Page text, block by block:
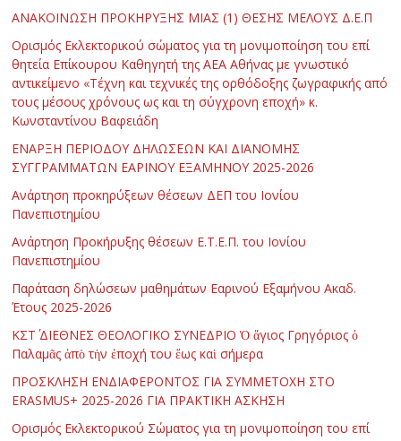
ΑΝΑΚΟΙΝΩΣΗ ΠΡΟΚΗΡΥΞΗΣ ΜΙΑΣ (1) ΘΕΣΗΣ ΜΕΛΟΥΣ Δ.Ε.Π
Ορισμός Εκλεκτορικού σώματος για τη μονιμοποίηση του επί
θητεία Επίκουρου Καθηγητή της ΑΕΑ Αθήνας με γνωστικό
αντικείμενο «Τέχνη και τεχνικές της ορθόδοξης ζωγραφικής από
τους μέσους χρόνους ως και τη σύγχρονη εποχή» κ.
Κωνσταντίνου Βαφειάδη
ΕΝΑΡΞΗ ΠΕΡΙΟΔΟΥ ΔΗΛΩΣΕΩΝ ΚΑΙ ΔΙΑΝΟΜΗΣ
ΣΥΓΓΡΑΜΜΑΤΩΝ ΕΑΡΙΝΟΥ ΕΞΑΜΗΝΟΥ 2025-2026
Ανάρτηση προκηρύξεων θέσεων ΔΕΠ του Ιονίου
Πανεπιστημίου
Ανάρτηση Προκήρυξης θέσεων Ε.Τ.Ε.Π. του Ιονίου
Πανεπιστημίου
Παράταση δηλώσεων μαθημάτων Εαρινού Εξαμήνου Ακαδ.
Έτους 2025-2026
ΚΣΤ΄ ΔΙΕΘΝΕΣ ΘΕΟΛΟΓΙΚΟ ΣΥΝΕΔΡΙΟ Ὁ ἅγιος Γρηγόριος ὁ
Παλαμᾶς ἀπὸ τὴν ἐποχή του ἕως καὶ σήμερα
ΠΡΟΣΚΛΗΣΗ ΕΝΔΙΑΦΕΡΟΝΤΟΣ ΓΙΑ ΣΥΜΜΕΤΟΧΗ ΣΤΟ
ERASMUS+ 2025-2026 ΓΙΑ ΠΡΑΚΤΙΚΗ ΑΣΚΗΣΗ
Ορισμός Εκλεκτορικού Σώματος για τη μονιμοποίηση του επί